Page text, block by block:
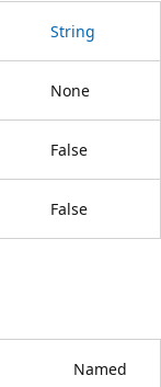
String
None
False
False
Named